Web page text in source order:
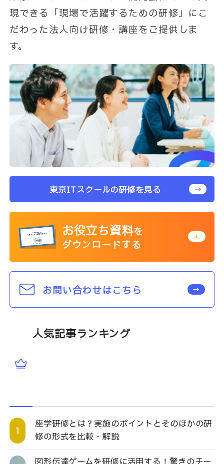
現できる「現場で活躍するための研修」にこ
だわった法人向け研修・講座をご提供しま
す。
東京ITスクールの研修を見る
お役立ち資料を
ダウンロードする
お問い合わせはこちら
人気記事ランキング
座学研修とは？実施のポイントとそのほかの研
修の形式を比較・解説